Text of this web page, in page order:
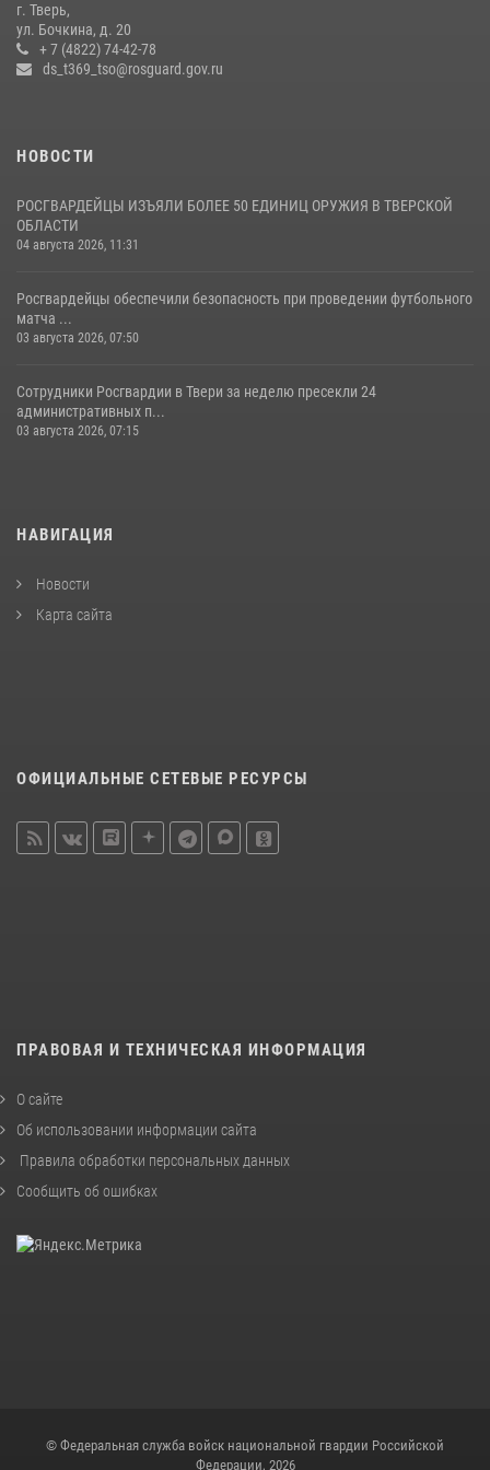
В Тверской области Росгвардейцы проводят комплексные
проверки детских оздоровительных лагерей
08 июля 2026, 12:16 1
г. Тверь,
ул. Бочкина, д. 20
+ 7 (4822) 74-42-78
ds_t369_tso@rosguard.gov.ru
НОВОСТИ
РОСГВАРДЕЙЦЫ ИЗЪЯЛИ БОЛЕЕ 50 ЕДИНИЦ ОРУЖИЯ В ТВЕРСКОЙ
ОБЛАСТИ
04 августа 2026, 11:31
Росгвардейцы обеспечили безопасность при проведении футбольного
матча ...
03 августа 2026, 07:50
Сотрудники Росгвардии в Твери за неделю пресекли 24
административных п...
03 августа 2026, 07:15
НАВИГАЦИЯ
Новости
Карта сайта
ОФИЦИАЛЬНЫЕ СЕТЕВЫЕ РЕСУРСЫ
ПРАВОВАЯ И ТЕХНИЧЕСКАЯ ИНФОРМАЦИЯ
О сайте
Об использовании информации сайта
Правила обработки персональных данных
Сообщить об ошибках
© Федеральная служба войск национальной гвардии Российской
Федерации, 2026